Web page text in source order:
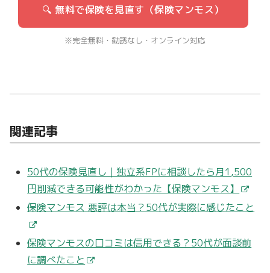
🔍 無料で保険を見直す（保険マンモス）
※完全無料・勧誘なし・オンライン対応
関連記事
50代の保険見直し｜独立系FPに相談したら月1,500
円削減できる可能性がわかった【保険マンモス】
保険マンモス 悪評は本当？50代が実際に感じたこと
保険マンモスの口コミは信用できる？50代が面談前
に調べたこと